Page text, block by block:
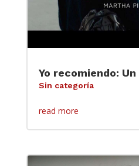
Yo recomiendo:
Sin categoría
read more